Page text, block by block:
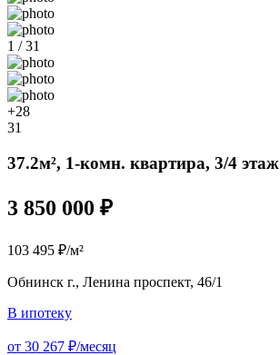
1 / 31
+28
31
37.2м², 1-комн. квартира, 3/4 этаж
3 850 000 ₽
103 495 ₽/м²
Обнинск г., Ленина проспект, 46/1
В ипотеку
от 30 267 ₽/месяц